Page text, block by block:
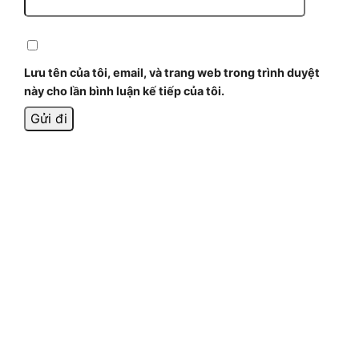
Lưu tên của tôi, email, và trang web trong trình duyệt
này cho lần bình luận kế tiếp của tôi.